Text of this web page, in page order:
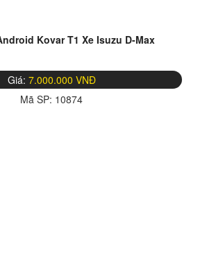
Kovar T1 Xe Isuzu D-Max
Giá: 7.000.000 VNĐ
Mã SP: 10874